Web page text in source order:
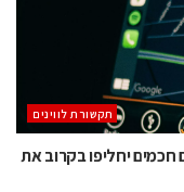
תקשורת לווינים
יחליפו בקרוב את